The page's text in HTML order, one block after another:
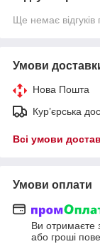
Ще немає
Умови
Нова Пошта
Кур’єрська
Всі умови
Умови оплати
Ви отримаєте
або гроші